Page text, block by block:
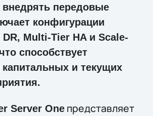
передовые
конфигурации
Multi-Tier HA и Scale-
способствует
и текущих
Server Oneпредставляет